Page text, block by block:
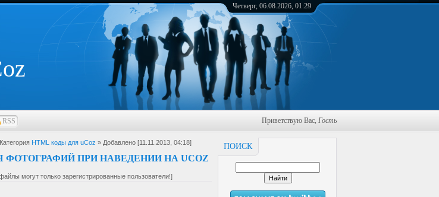
Четверг, 06.08.2026, 01:29
RSS Приветствую Вас, Гость
ПОИСК
HTML коды для uCoz » Добавлено [11.11.2013, 04:18]
ПРИ НАВЕДЕНИИ НА UCOZ
могут только зарегистрированные пользователи!]